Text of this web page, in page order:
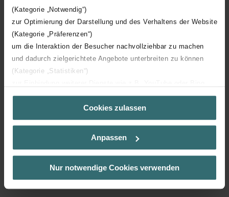
(Kategorie „Notwendig“)
zur Optimierung der Darstellung und des Verhaltens der Website
(Kategorie „Präferenzen“)
um die Interaktion der Besucher nachvollziehbar zu machen
und dadurch zielgerichtete Angebote unterbreiten zu können
(Kategorie „Statistiken“)
(Kategorie „Marketing“)
Über „Details zeigen“ bzw. die Datenschutzerklärung erhalten
Sie weitere Informationen. Durch die Auswahl der Kategorie
der Auswahl von „Statistiken“ willigen Sie ein, dass wir Ihren
Besuchsverlauf auf unserer Website verwenden, um Ihnen die
bestmögliche Nutzererfahrung zu ermöglichen und Ihnen
Cookies zulassen
Anpassen
Nur notwendige Cookies verwenden
Suitable for transformer control
With non-return valve
Air volume, unloaded
Colour White
Operation Pull cord